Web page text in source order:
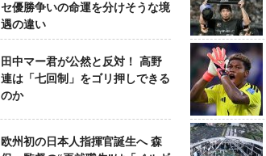
セ優勝争いの命運を分けそうな境
遇の違い
田中マー君が公然と反対！ 高野
連は「七回制」をゴリ押しできる
のか
欧州初の日本人指揮官誕生へ 森